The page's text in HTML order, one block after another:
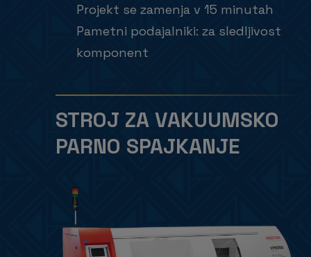
Projekt se zamenja v 15 minutah
Pametni podajalniki: za sledljivost
komponent
STROJ ZA VAKUUMSKO
PARNO SPAJKANJE